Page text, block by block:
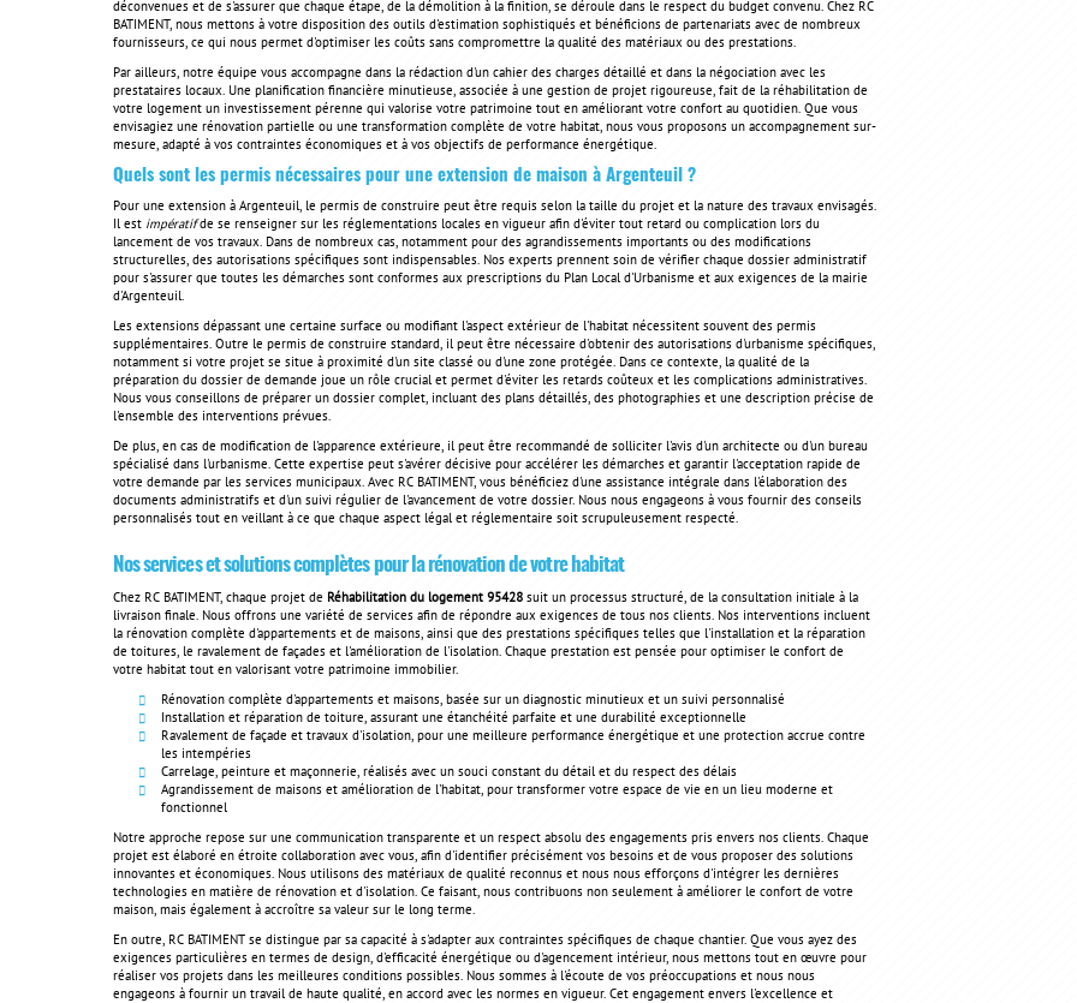
déconvenues et de s'assurer que chaque étape, de la démolition à la finition, se déroule dans le respect du budget convenu. Chez RC
BATIMENT, nous mettons à votre disposition des outils d'estimation sophistiqués et bénéficions de partenariats avec de nombreux
fournisseurs, ce qui nous permet d'optimiser les coûts sans compromettre la qualité des matériaux ou des prestations.
Par ailleurs, notre équipe vous accompagne dans la rédaction d'un cahier des charges détaillé et dans la négociation avec les
prestataires locaux. Une planification financière minutieuse, associée à une gestion de projet rigoureuse, fait de la réhabilitation de
votre logement un investissement pérenne qui valorise votre patrimoine tout en améliorant votre confort au quotidien. Que vous
envisagiez une rénovation partielle ou une transformation complète de votre habitat, nous vous proposons un accompagnement sur-
mesure, adapté à vos contraintes économiques et à vos objectifs de performance énergétique.
Quels sont les permis nécessaires pour une extension de maison à Argenteuil ?
Pour une extension à Argenteuil, le permis de construire peut être requis selon la taille du projet et la nature des travaux envisagés.
Il est impératifde se renseigner sur les réglementations locales en vigueur afin d'éviter tout retard ou complication lors du
lancement de vos travaux. Dans de nombreux cas, notamment pour des agrandissements importants ou des modifications
structurelles, des autorisations spécifiques sont indispensables. Nos experts prennent soin de vérifier chaque dossier administratif
pour s'assurer que toutes les démarches sont conformes aux prescriptions du Plan Local d'Urbanisme et aux exigences de la mairie
d'Argenteuil.
Les extensions dépassant une certaine surface ou modifiant l'aspect extérieur de l'habitat nécessitent souvent des permis
supplémentaires. Outre le permis de construire standard, il peut être nécessaire d'obtenir des autorisations d'urbanisme spécifiques,
notamment si votre projet se situe à proximité d'un site classé ou d'une zone protégée. Dans ce contexte, la qualité de la
préparation du dossier de demande joue un rôle crucial et permet d'éviter les retards coûteux et les complications administratives.
Nous vous conseillons de préparer un dossier complet, incluant des plans détaillés, des photographies et une description précise de
l'ensemble des interventions prévues.
De plus, en cas de modification de l'apparence extérieure, il peut être recommandé de solliciter l'avis d'un architecte ou d'un bureau
spécialisé dans l'urbanisme. Cette expertise peut s'avérer décisive pour accélérer les démarches et garantir l'acceptation rapide de
votre demande par les services municipaux. Avec RC BATIMENT, vous bénéficiez d'une assistance intégrale dans l'élaboration des
documents administratifs et d'un suivi régulier de l'avancement de votre dossier. Nous nous engageons à vous fournir des conseils
personnalisés tout en veillant à ce que chaque aspect légal et réglementaire soit scrupuleusement respecté.
Nos services et solutions complètes pour la rénovation de votre habitat
Chez RC BATIMENT, chaque projet de Réhabilitation du logement 95428 suit un processus structuré, de la consultation initiale à la
livraison finale. Nous offrons une variété de services afin de répondre aux exigences de tous nos clients. Nos interventions incluent
la rénovation complète d'appartements et de maisons, ainsi que des prestations spécifiques telles que l'installation et la réparation
de toitures, le ravalement de façades et l'amélioration de l'isolation. Chaque prestation est pensée pour optimiser le confort de
votre habitat tout en valorisant votre patrimoine immobilier.
Rénovation complète d'appartements et maisons, basée sur un diagnostic minutieux et un suivi personnalisé
Installation et réparation de toiture, assurant une étanchéité parfaite et une durabilité exceptionnelle
Ravalement de façade et travaux d'isolation, pour une meilleure performance énergétique et une protection accrue contre
les intempéries
Carrelage, peinture et maçonnerie, réalisés avec un souci constant du détail et du respect des délais
Agrandissement de maisons et amélioration de l'habitat, pour transformer votre espace de vie en un lieu moderne et
fonctionnel
Notre approche repose sur une communication transparente et un respect absolu des engagements pris envers nos clients. Chaque
projet est élaboré en étroite collaboration avec vous, afin d'identifier précisément vos besoins et de vous proposer des solutions
innovantes et économiques. Nous utilisons des matériaux de qualité reconnus et nous nous efforçons d'intégrer les dernières
technologies en matière de rénovation et d'isolation. Ce faisant, nous contribuons non seulement à améliorer le confort de votre
maison, mais également à accroître sa valeur sur le long terme.
En outre, RC BATIMENT se distingue par sa capacité à s'adapter aux contraintes spécifiques de chaque chantier. Que vous ayez des
exigences particulières en termes de design, d'efficacité énergétique ou d'agencement intérieur, nous mettons tout en œuvre pour
réaliser vos projets dans les meilleures conditions possibles. Nous sommes à l'écoute de vos préoccupations et nous nous
engageons à fournir un travail de haute qualité, en accord avec les normes en vigueur. Cet engagement envers l'excellence et